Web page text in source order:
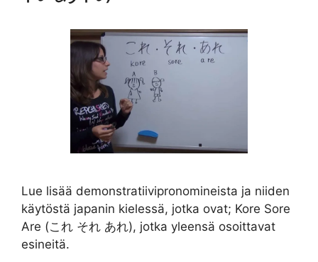
Lue lisää demonstratiivipronomineista ja niiden
käytöstä japanin kielessä, jotka ovat; Kore Sore
Are (これ それ あれ), jotka yleensä osoittavat
esineitä.